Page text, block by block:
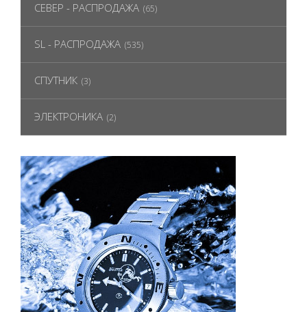
СЕВЕР - РАСПРОДАЖА (65)
SL - РАСПРОДАЖА (535)
СПУТНИК (3)
ЭЛЕКТРОНИКА (2)